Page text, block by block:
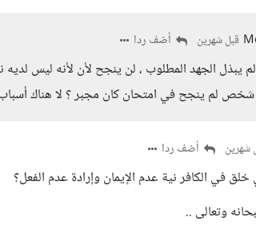
قبل شهرين أضف ردا
يبذل الجهد المطلوب ، لن ينجح لأن لأنه ليس
لم ينجح في امتحان كان مجبر ؟ لا هناك
شهرين أضف ردا
في الكافر نية عدم الإيمان وإرادة عدم الفعل؟
وتعالى ..